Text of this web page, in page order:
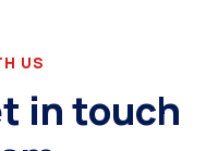
US
in touch